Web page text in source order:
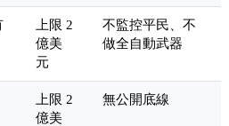
上限 2
億美
元
不監控平民、不
做全自動武器
上限 2
億美
無公開底線